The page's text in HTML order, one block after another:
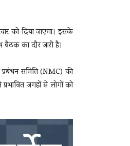
को दिया जाएगा। इसके
का दौर जारी है।
समिति (NMC) की
जगहों से लोगों को